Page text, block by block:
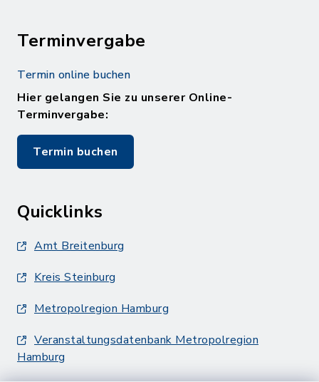
Terminvergabe
Termin online buchen
Hier gelangen Sie zu unserer Online-
Terminvergabe:
Termin buchen
Quicklinks
Amt Breitenburg
Kreis Steinburg
Metropolregion Hamburg
Veranstaltungsdatenbank Metropolregion
Hamburg